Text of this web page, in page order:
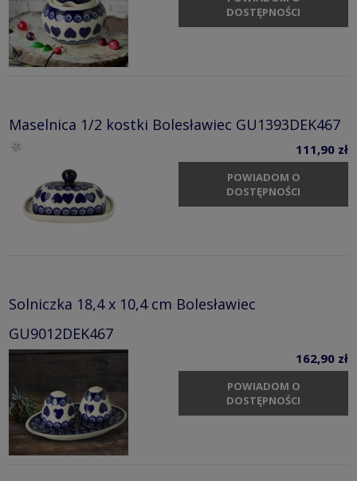
DOSTĘPNOŚCI
Maselnica 1/2 kostki Bolesławiec GU1393DEK467
111,90 zł
POWIADOM O
DOSTĘPNOŚCI
Solniczka 18,4 x 10,4 cm Bolesławiec
GU9012DEK467
162,90 zł
POWIADOM O
DOSTĘPNOŚCI